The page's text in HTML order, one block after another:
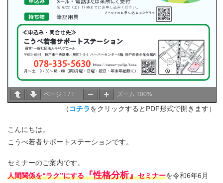
ページ 1 / 1 ズーム 100%
（ コチラをクリックするとPDF形式で開きます）
こんにちは。
こうべ若者サポートステーションです。
セミナーのご案内です。
人間関係を“ラク”にする『性格分析』セミナーを令和6年6月